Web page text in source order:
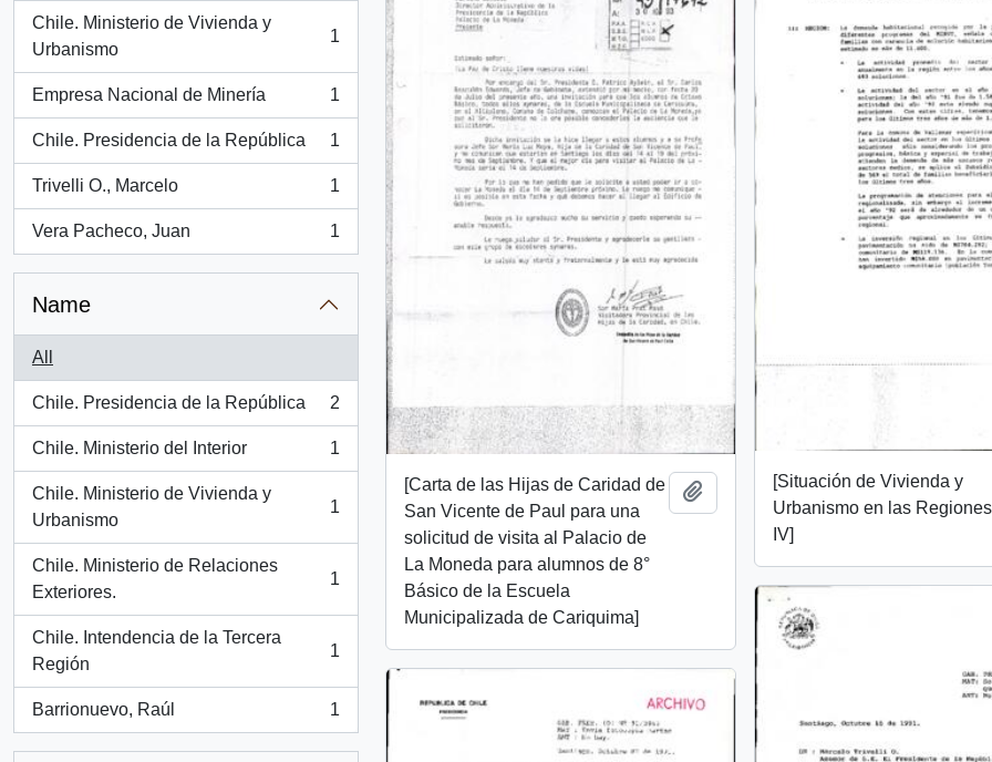
Chile. Ministerio de Vivienda y
Urbanismo
, 1 results
1
Empresa Nacional de Minería
, 1 results
1
Chile. Presidencia de la República
, 1 results
1
Trivelli O., Marcelo
, 1 results
1
Vera Pacheco, Juan
, 1 results
1
Name
All
Chile. Presidencia de la República
, 2 results
2
Chile. Ministerio del Interior
, 1 results
1
Chile. Ministerio de Vivienda y
Urbanismo
, 1 results
1
Chile. Ministerio de Relaciones
Exteriores.
, 1 results
1
Chile. Intendencia de la Tercera
Región
, 1 results
1
Barrionuevo, Raúl
, 1 results
1
[Carta de las Hijas de Caridad de
San Vicente de Paul para una
solicitud de visita al Palacio de
La Moneda para alumnos de 8°
Básico de la Escuela
Municipalizada de Cariquima]
Add to clipboard[Situación de Vivienda y
Urbanismo en las
IV]